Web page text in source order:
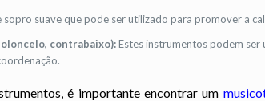
suave que pode ser utilizado para promover a
contrabaixo):Estes instrumentos podem ser
é importante encontrar um